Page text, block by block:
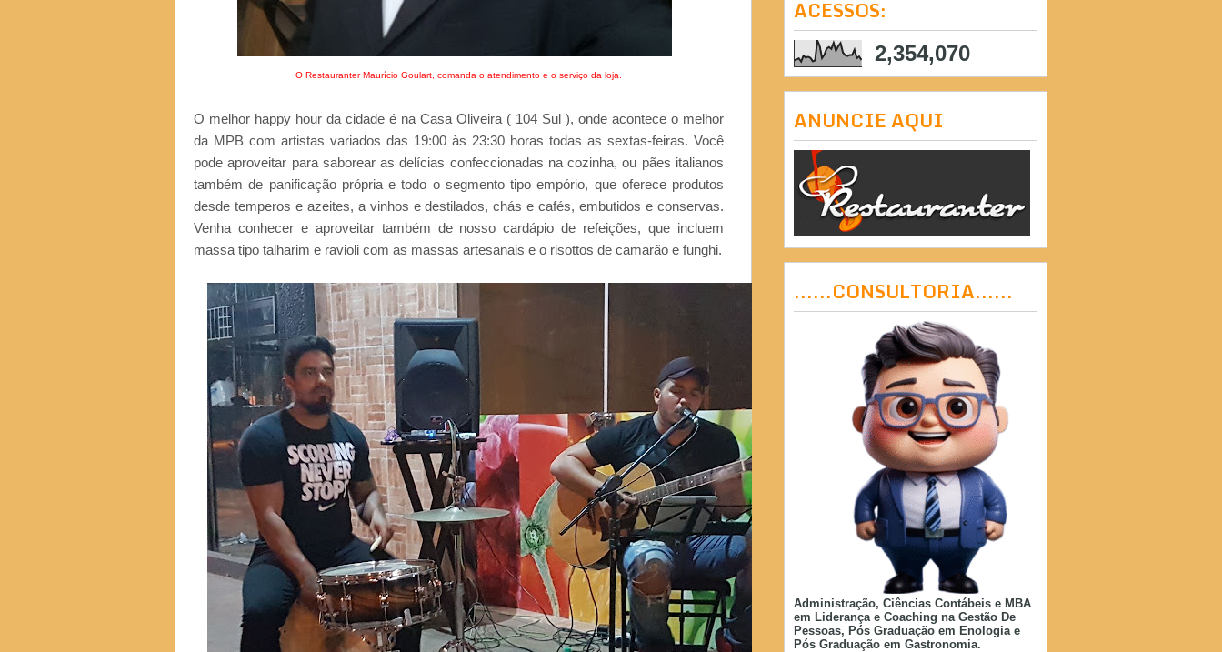
O Restauranter Maurício Goulart, comanda o atendimento e o serviço da loja.
O melhor happy hour da cidade é na Casa Oliveira ( 104 Sul ), onde acontece o melhor
da MPB com artistas variados das 19:00 às 23:30 horas todas as sextas-feiras. Você
pode aproveitar para saborear as delícias confeccionadas na cozinha, ou pães italianos
também de panificação própria e todo o segmento tipo empório, que oferece produtos
desde temperos e azeites, a vinhos e destilados, chás e cafés, embutidos e conservas.
Venha conhecer e aproveitar também de nosso cardápio de refeições, que incluem
massa tipo talharim e ravioli com as massas artesanais e o risottos de camarão e funghi.
ACESSOS:
2,354,070
ANUNCIE AQUI
......CONSULTORIA......
Administração, Ciências Contábeis e MBA
em Liderança e Coaching na Gestão De
Pessoas, Pós Graduação em Enologia e
Pós Graduação em Gastronomia.